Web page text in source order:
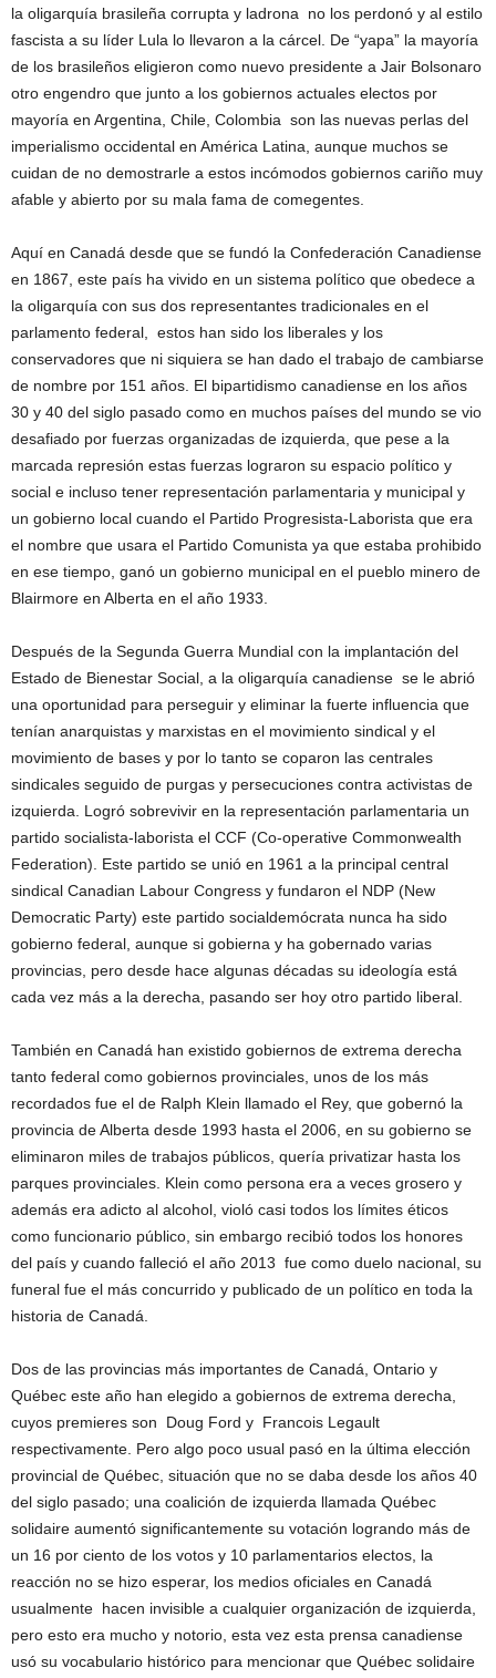
la oligarquía brasileña corrupta y ladrona no los perdonó y al estilo
fascista a su líder Lula lo llevaron a la cárcel. De “yapa” la mayoría
de los brasileños eligieron como nuevo presidente a Jair Bolsonaro
otro engendro que junto a los gobiernos actuales electos por
mayoría en Argentina, Chile, Colombia son las nuevas perlas del
imperialismo occidental en América Latina, aunque muchos se
cuidan de no demostrarle a estos incómodos gobiernos cariño muy
afable y abierto por su mala fama de comegentes.
Aquí en Canadá desde que se fundó la Confederación Canadiense
en 1867, este país ha vivido en un sistema político que obedece a
la oligarquía con sus dos representantes tradicionales en el
parlamento federal, estos han sido los liberales y los
conservadores que ni siquiera se han dado el trabajo de cambiarse
de nombre por 151 años. El bipartidismo canadiense en los años
30 y 40 del siglo pasado como en muchos países del mundo se vio
desafiado por fuerzas organizadas de izquierda, que pese a la
marcada represión estas fuerzas lograron su espacio político y
social e incluso tener representación parlamentaria y municipal y
un gobierno local cuando el Partido Progresista-Laborista que era
el nombre que usara el Partido Comunista ya que estaba prohibido
en ese tiempo, ganó un gobierno municipal en el pueblo minero de
Blairmore en Alberta en el año 1933.
Después de la Segunda Guerra Mundial con la implantación del
Estado de Bienestar Social, a la oligarquía canadiense se le abrió
una oportunidad para perseguir y eliminar la fuerte influencia que
tenían anarquistas y marxistas en el movimiento sindical y el
movimiento de bases y por lo tanto se coparon las centrales
sindicales seguido de purgas y persecuciones contra activistas de
izquierda. Logró sobrevivir en la representación parlamentaria un
partido socialista-laborista el CCF (Co-operative Commonwealth
Federation). Este partido se unió en 1961 a la principal central
sindical Canadian Labour Congress y fundaron el NDP (New
Democratic Party) este partido socialdemócrata nunca ha sido
gobierno federal, aunque si gobierna y ha gobernado varias
provincias, pero desde hace algunas décadas su ideología está
cada vez más a la derecha, pasando ser hoy otro partido liberal.
También en Canadá han existido gobiernos de extrema derecha
tanto federal como gobiernos provinciales, unos de los más
recordados fue el de Ralph Klein llamado el Rey, que gobernó la
provincia de Alberta desde 1993 hasta el 2006, en su gobierno se
eliminaron miles de trabajos públicos, quería privatizar hasta los
parques provinciales. Klein como persona era a veces grosero y
además era adicto al alcohol, violó casi todos los límites éticos
como funcionario público, sin embargo recibió todos los honores
del país y cuando falleció el año 2013 fue como duelo nacional, su
funeral fue el más concurrido y publicado de un político en toda la
historia de Canadá.
Dos de las provincias más importantes de Canadá, Ontario y
Québec este año han elegido a gobiernos de extrema derecha,
cuyos premieres son Doug Ford y Francois Legault
respectivamente. Pero algo poco usual pasó en la última elección
provincial de Québec, situación que no se daba desde los años 40
del siglo pasado; una coalición de izquierda llamada Québec
solidaire aumentó significantemente su votación logrando más de
un 16 por ciento de los votos y 10 parlamentarios electos, la
reacción no se hizo esperar, los medios oficiales en Canadá
usualmente hacen invisible a cualquier organización de izquierda,
pero esto era mucho y notorio, esta vez esta prensa canadiense
usó su vocabulario histórico para mencionar que Québec solidaire